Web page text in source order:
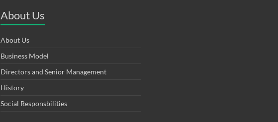
About Us
About Us
Business Model
Directors and Senior Management
History
Social Responsbilities